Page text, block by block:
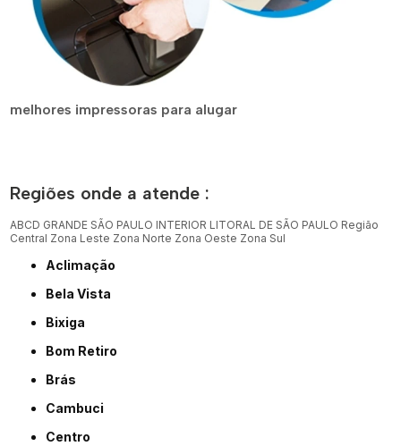
melhores impressoras para alugar
Regiões onde a atende :
ABCD GRANDE SÃO PAULO INTERIOR LITORAL DE SÃO PAULO Região
Central Zona Leste Zona Norte Zona Oeste Zona Sul
Aclimação
Bela Vista
Bixiga
Bom Retiro
Brás
Cambuci
Centro